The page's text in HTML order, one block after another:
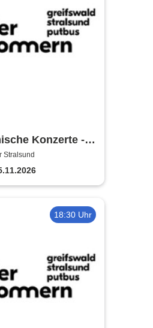
Konzerte -
Stralsund
18:30 Uhr